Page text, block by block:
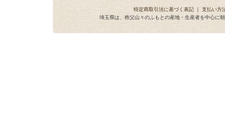
特定商取引法に基づく表記 ｜ 支払い方
埼玉県は、秩父山々のふもとの産地・生産者を中心に